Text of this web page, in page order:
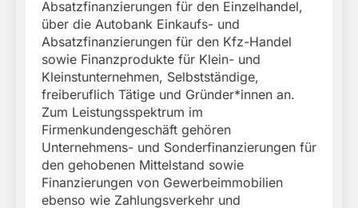
Absatzfinanzierungen für den Einzelhandel,
über die Autobank Einkaufs- und
Absatzfinanzierungen für den Kfz-Handel
sowie Finanzprodukte für Klein- und
Kleinstunternehmen, Selbstständige,
freiberuflich Tätige und Gründer*innen an.
Zum Leistungsspektrum im
Firmenkundengeschäft gehören
Unternehmens- und Sonderfinanzierungen für
den gehobenen Mittelstand sowie
Finanzierungen von Gewerbeimmobilien
ebenso wie Zahlungsverkehr und